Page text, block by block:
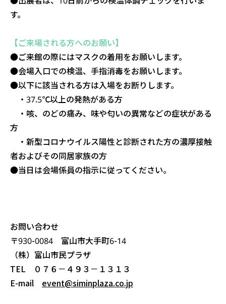
す。
【ご来場される方へのお願い】
●ご来館の際にはマスクの着用をお願いします。
●会場入口での検温、手指消毒をお願いします。
●以下に該当される方は入場をお断りします。
・37.5℃以上の発熱がある方
・咳、のどの痛み、味や匂いの異常などの症状がある
方
・新型コロナウイルス陽性と診断された方の濃厚接触
者およびその同居家族の方
●当日は会場係員の指示に従ってください。
お問い合わせ
〒930-0084 富山市大手町6-14
（株）富山市民プラザ
TEL ０７６－４９３－１３１３
E-mail event@siminplaza.co.jp